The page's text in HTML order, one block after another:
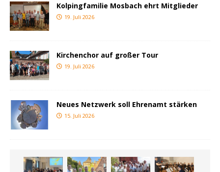
Kolpingfamilie Mosbach ehrt Mitglieder
19. Juli 2026
Kirchenchor auf großer Tour
19. Juli 2026
Neues Netzwerk soll Ehrenamt stärken
15. Juli 2026